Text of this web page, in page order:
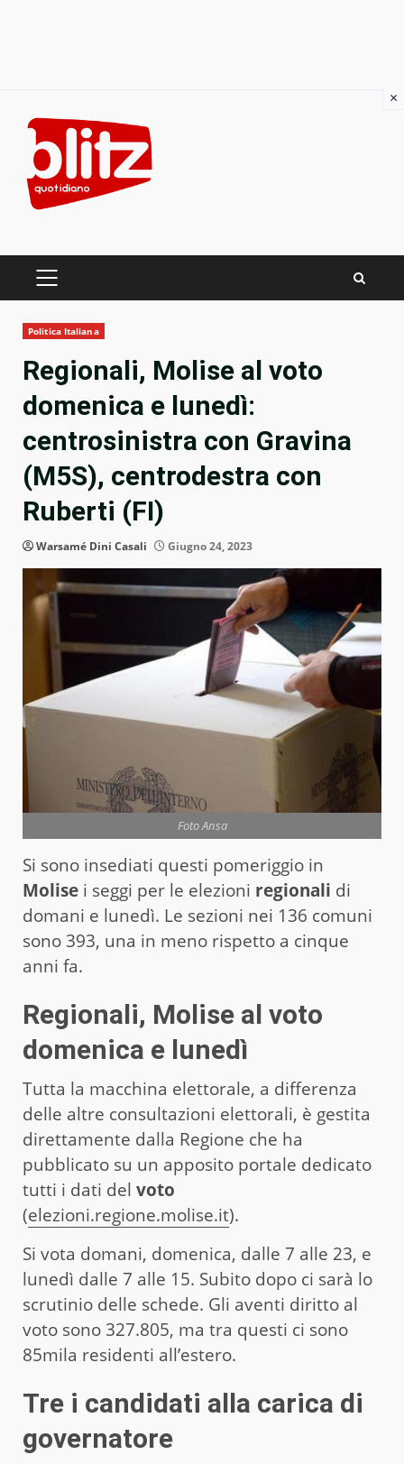
content
PRIMARY
Politica Italiana
Regionali, Molise al voto
domenica e lunedì:
centrosinistra con Gravina
(M5S), centrodestra con
Ruberti (FI)
Warsamé Dini Casali Giugno 24, 2023
Foto Ansa
Si sono insediati questi pomeriggio in
Molise i seggi per le elezioni regionali di
domani e lunedì. Le sezioni nei 136 comuni
sono 393, una in meno rispetto a cinque
anni fa.
Regionali, Molise al voto
domenica e lunedì
Tutta la macchina elettorale, a differenza
delle altre consultazioni elettorali, è gestita
direttamente dalla Regione che ha
pubblicato su un apposito portale dedicato
tutti i dati del voto
(elezioni.regione.molise.it).
Si vota domani, domenica, dalle 7 alle 23, e
lunedì dalle 7 alle 15. Subito dopo ci sarà lo
scrutinio delle schede. Gli aventi diritto al
voto sono 327.805, ma tra questi ci sono
85mila residenti all’estero.
Tre i candidati alla carica di
governatore
×